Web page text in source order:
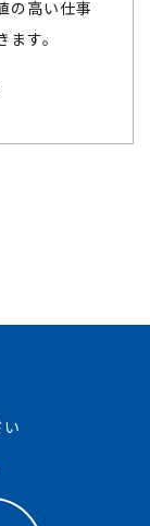
の高い仕事
す。